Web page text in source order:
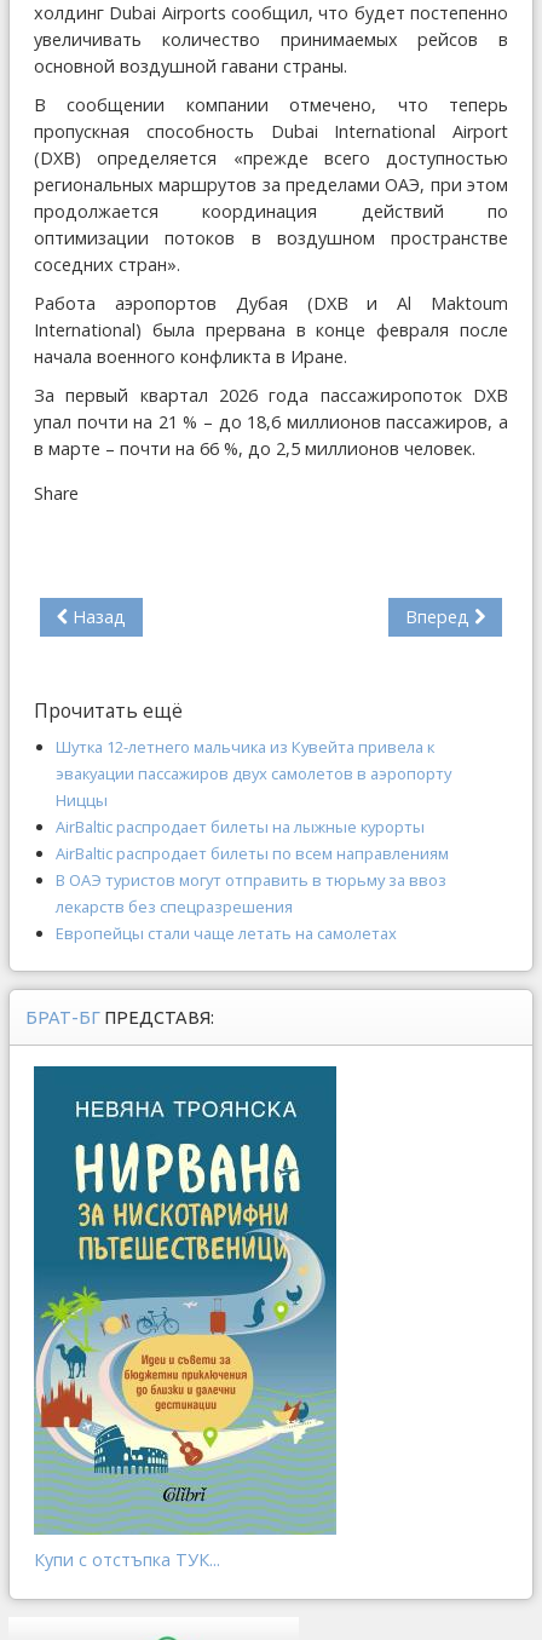
холдинг Dubai Airports сообщил, что будет постепенно
увеличивать количество принимаемых рейсов в
основной воздушной гавани страны.
В сообщении компании отмечено, что теперь
пропускная способность Dubai International Airport
(DXB) определяется «прежде всего доступностью
региональных маршрутов за пределами ОАЭ, при этом
продолжается координация действий по
оптимизации потоков в воздушном пространстве
соседних стран».
Работа аэропортов Дубая (DXB и Al Maktoum
International) была прервана в конце февраля после
начала военного конфликта в Иране.
За первый квартал 2026 года пассажиропоток DXB
упал почти на 21 % – до 18,6 миллионов пассажиров, а
в марте – почти на 66 %, до 2,5 миллионов человек.
Share
Назад Вперед
Прочитать ещё
Шутка 12-летнего мальчика из Кувейта привела к
эвакуации пассажиров двух самолетов в аэропорту
Ниццы
AirBaltic распродает билеты на лыжные курорты
AirBaltic распродает билеты по всем направлениям
В ОАЭ туристов могут отправить в тюрьму за ввоз
лекарств без спецразрешения
Европейцы стали чаще летать на самолетах
БРАТ-БГ ПРЕДСТАВЯ:
Купи с отстъпка ТУК...